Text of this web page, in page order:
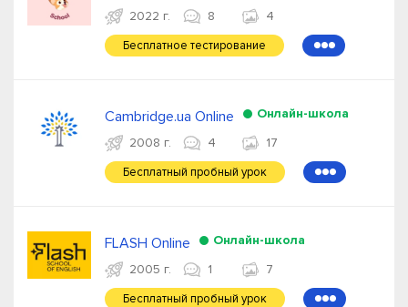
2022 г.
8 4
Бесплатное тестирование ●●●
Cambridge.ua Online
Онлайн-школа
2008 г.
4 17
Бесплатный пробный урок ●●●
FLASH Online
Онлайн-школа
2005 г.
1 7
Бесплатный пробный урок ●●●